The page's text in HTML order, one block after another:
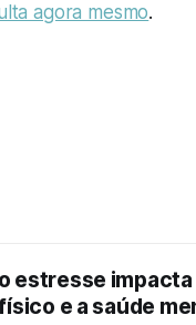
agora mesmo.
estresse impacta
e a saúde